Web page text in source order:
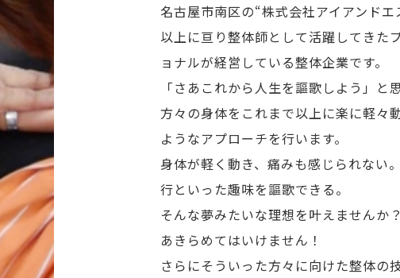
名古屋市南区の“株式会社アイアンドエ
以上に亘り整体師として活躍してきた
ョナルが経営している整体企業です。
「さあこれから人生を謳歌しよう」と
方々の身体をこれまで以上に楽に軽々
ようなアプローチを行います。
身体が軽く動き、痛みも感じられない
行といった趣味を謳歌できる。
そんな夢みたいな理想を叶えませんか？
あきらめてはいけません！
さらにそういった方々に向けた整体の